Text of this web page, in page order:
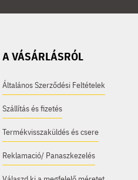
A VÁSÁRLÁSRÓL
Általános Szerződési Feltételek
Szállítás és fizetés
Termékvisszaküldés és csere
Reklamació/ Panaszkezelés